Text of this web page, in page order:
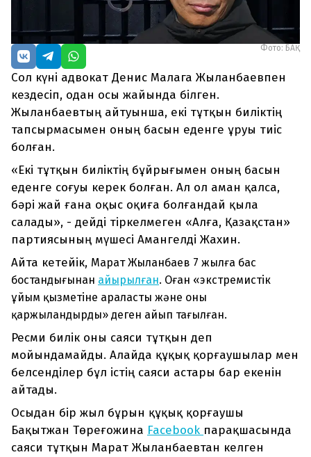
Фото: БАҚ
Сол күні адвокат Денис Малага Жыланбаевпен
кездесіп, одан осы жайында білген.
Жыланбаевтың айтуынша, екі тұтқын биліктің
тапсырмасымен оның басын еденге ұруы тиіс
болған.
«Екі тұтқын биліктің бұйрығымен оның басын
еденге соғуы керек болған. Ал ол аман қалса,
бәрі жай ғана оқыс оқиға болғандай қыла
салады», - дейді тіркелмеген «Алға, Қазақстан»
партиясының мүшесі Амангелді Жахин.
Айта кетейік, Марат Жыланбаев 7 жылға бас
бостандығынан айырылған. Оған «экстремистік
ұйым қызметіне араласты және оны
қаржыландырды» деген айып тағылған.
Ресми билік оны саяси тұтқын деп
мойындамайды. Алайда құқық қорғаушылар мен
белсенділер бұл істің саяси астары бар екенін
айтады.
Осыдан бір жыл бұрын құқық қорғаушы
Бақытжан Төреғожина Facebook парақшасында
саяси тұтқын Марат Жыланбаевтан келген